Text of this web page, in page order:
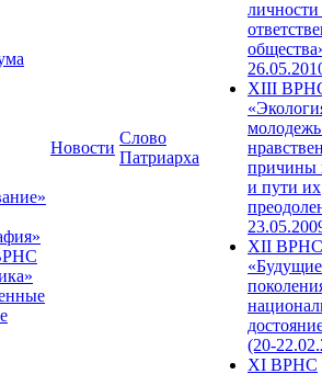
Новости
Слово
Патриарха
XIII
причины
и пути их
XII ВРНС
«Будущие
(20-
XI ВРНС